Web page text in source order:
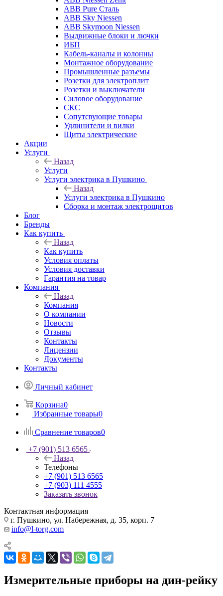
ABB Pure Сталь
ABB Sky Niessen
ABB Skymoon Niessen
Выдвижные блоки и лючки
ИБП
Кабель-каналы и колонны
Монтажное оборудование
Промышленные разъемы
Розетки для электроплит
Розетки и выключатели
Силовое оборудование
СКС
Сопутсвующие товары
Удлинители и вилки
Щиты электрические
Акции
Услуги
Назад
Услуги
Услуги электрика в Пушкино
Назад
Услуги электрика в Пушкино
Сборка и монтаж электрощитов
Блог
Бренды
Как купить
Назад
Как купить
Условия оплаты
Условия доставки
Гарантия на товар
Компания
Назад
Компания
О компании
Новости
Отзывы
Контакты
Лицензии
Документы
Контакты
Личный кабинет
Корзина0
Избранные товары0
Сравнение товаров0
+7 (901) 513 6565
Назад
Телефоны
+7 (901) 513 6565
+7 (903) 111 4555
Заказать звонок
Контактная информация
г. Пушкино, ул. Набережная, д. 35, корп. 7
info@l-torg.com
Измерительные приборы на дин-рейку